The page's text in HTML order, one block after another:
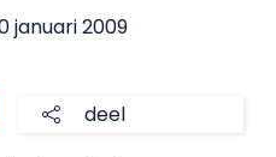
januari 2009
deel